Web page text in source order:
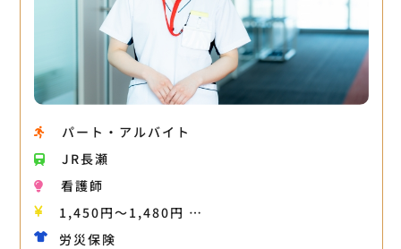
パート・アルバイト
JR長瀬
看護師
1,450円〜1,480円 …
労災保険